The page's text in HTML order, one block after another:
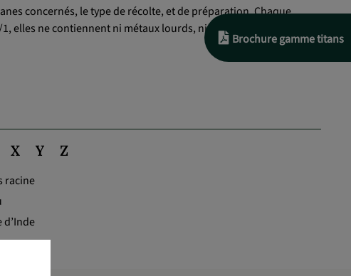
concernés, le type de récolte, et de préparation. Chaque
elles ne contiennent ni métaux lourds, ni pesticides , ni
X Y Z
racine
Brochure gamme titans